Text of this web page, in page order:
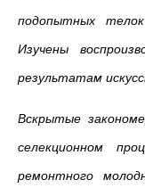
подопытных
Изучены
результатам
Вскрытые
селекционном
ремонтного